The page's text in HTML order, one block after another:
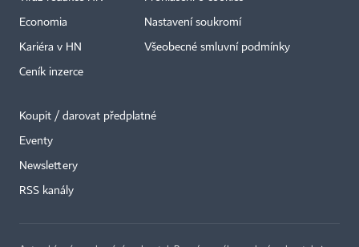
Economia
Kariéra v HN
Ceník inzerce
Nastavení soukromí
Všeobecné smluvní podmínky
Koupit / darovat předplatné
Eventy
Newslettery
RSS kanály